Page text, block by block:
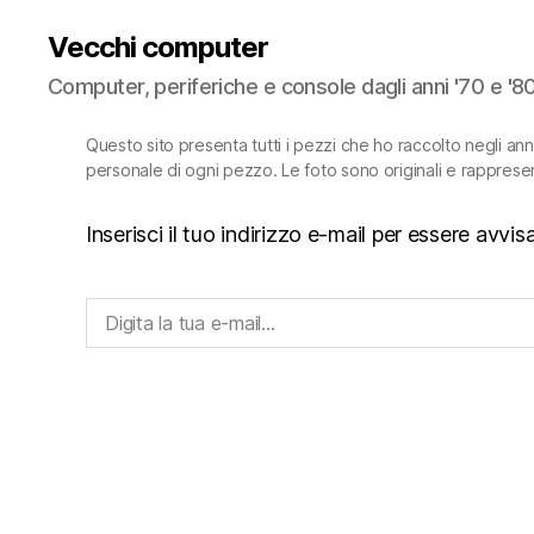
Vecchi computer
Computer, periferiche e console dagli anni '70 e
Questo sito presenta tutti i pezzi che ho raccolto negli
personale di ogni pezzo. Le foto sono originali e
Inserisci il tuo indirizzo e-mail per essere
Digita la tua e-mail...